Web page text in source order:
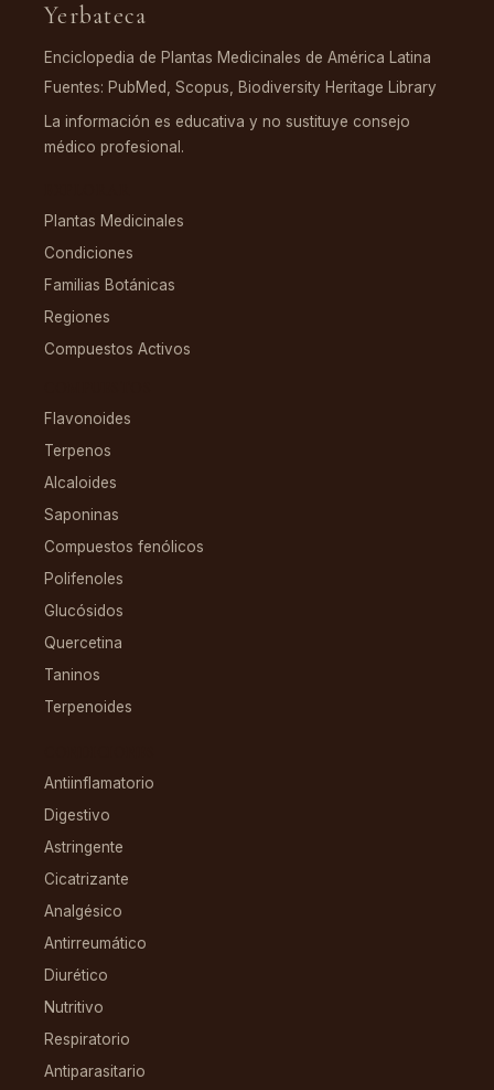
Yerbateca
Enciclopedia de Plantas Medicinales de América Latina
Fuentes: PubMed, Scopus, Biodiversity Heritage Library
La información es educativa y no sustituye consejo
médico profesional.
Plantas Medicinales
Condiciones
Familias Botánicas
Regiones
Compuestos Activos
Flavonoides
Terpenos
Alcaloides
Saponinas
Compuestos fenólicos
Polifenoles
Glucósidos
Quercetina
Taninos
Terpenoides
Antiinflamatorio
Digestivo
Astringente
Cicatrizante
Analgésico
Antirreumático
Diurético
Nutritivo
Respiratorio
Antiparasitario